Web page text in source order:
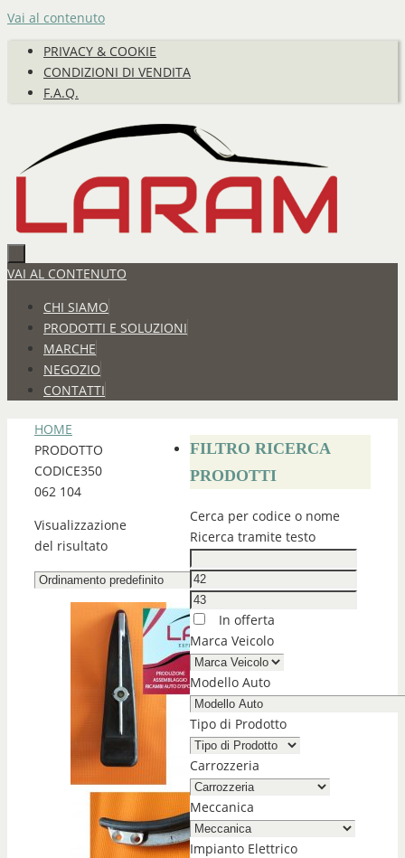
Vai al contenuto
PRIVACY & COOKIE
CONDIZIONI DI VENDITA
F.A.Q.
VAI AL CONTENUTO
CHI SIAMO
PRODOTTI E SOLUZIONI
MARCHE
NEGOZIO
CONTATTI
HOME
PRODOTTO
CODICE350
062 104
Visualizzazione
del risultato
FILTRO RICERCA
PRODOTTI
Cerca per codice o nome
Ricerca tramite testo
In offerta
Marca Veicolo
Modello Auto
Tipo di Prodotto
Carrozzeria
Meccanica
Impianto Elettrico